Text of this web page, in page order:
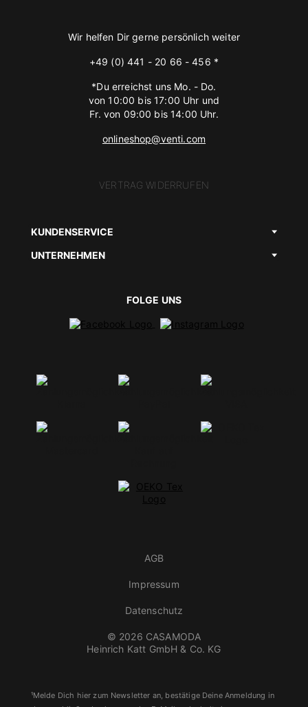
Wir helfen Dir gerne persönlich weiter
+49 (0) 441 - 20 66 - 456 *
*Du erreichst uns Mo. - Do.
von 10:00 bis 17:00 Uhr und
Fr. von 09:00 bis 14:00 Uhr.
onlineshop@venti.com
VERTRAG WIDERRUFEN
KUNDENSERVICE
UNTERNEHMEN
FOLGE UNS
© 2026 CASAMODA
Heinrich Katt GmbH & Co. KG
AGB
Impressum
Datenschutz
¹Melde Dich hier zum Newsletter an, bestätige Deine Anmeldung in